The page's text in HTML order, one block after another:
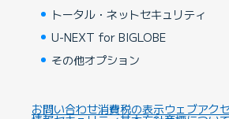
トータル・ネットセキュリティ
U-NEXT for BIGLOBE
その他オプション
お問い合わせ消費税の表示ウェブアク